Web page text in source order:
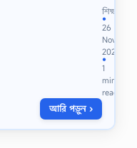
প
রি
শো
ধ
সূ
চি
কী
?
শিক্ষা
●
26
Nov
2022
●
1
min
read
আরি পড়ুন ›